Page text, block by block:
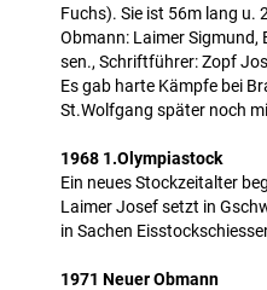
Fuchs). Sie ist 56m lang u.
Obmann: Laimer Sigmund,
sen., Schriftführer: Zopf
Es gab harte Kämpfe bei
St.Wolfgang später noch
1968 1.Olympiastock
Ein neues Stockzeitalter
Laimer Josef setzt in
in Sachen
1971 Neuer Obmann